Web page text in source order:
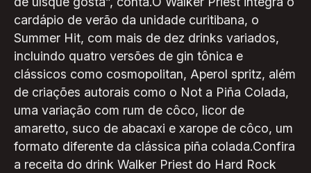
cardápio de verão da unidade curitibana, o
Summer Hit, com mais de dez drinks variados,
incluindo quatro versões de gin tônica e
clássicos como cosmopolitan, Aperol spritz, além
de criações autorais como o Not a Piña Colada,
uma variação com rum de côco, licor de
amaretto, suco de abacaxi e xarope de côco, um
formato diferente da clássica piña colada.Confira
a receita do drink Walker Priest do Hard Rock